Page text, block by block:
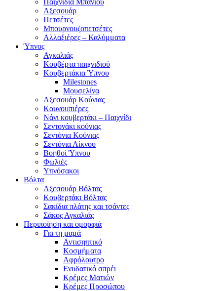
Παιχνίδια Μπάνιου
Αξεσουάρ
Πετσέτες
Μπουρνουζοπετσέτες
Αλλαξιέρες – Καλύμματα
Ύπνος
Αγκαλιάς
Κουβέρτα παιχνιδιού
Κουβερτάκια Ύπνου
Milestones
Μουσελίνα
Αξεσουάρ Κούνιας
Κουνουπιέρες
Νάνι κουβερτάκι – Παιχνίδι
Σεντονάκι κούνιας
Σεντόνια Κούνιας
Σεντόνια Λίκνου
Βοηθοί Ύπνου
Φωλιές
Υπνόσακοι
Βόλτα
Αξεσουάρ Βόλτας
Κουβερτάκι Βόλτας
Σακίδια πλάτης και τσάντες
Σάκος Αγκαλιάς
Περιποίηση και ομορφιά
Για τη μαμά
Αντισηπτικό
Κοσμήματα
Αφρόλουτρο
Ενυδατικό σπρέι
Κρέμες Ματιών
Κρέμες Προσώπου